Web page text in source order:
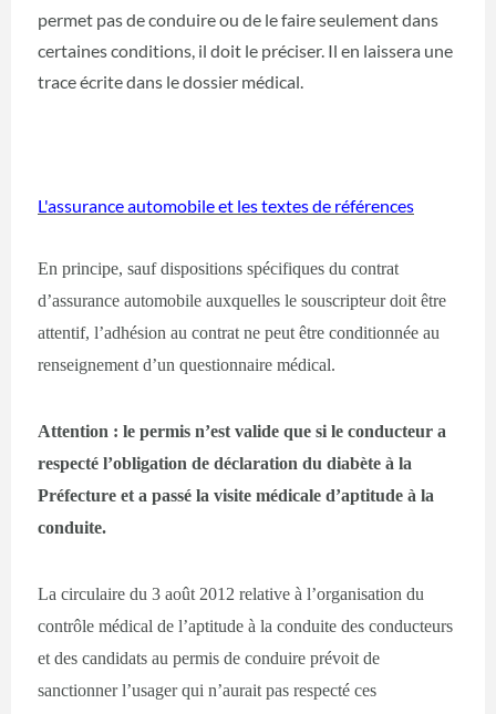
permet pas de conduire ou de le faire seulement dans
certaines conditions, il doit le préciser. Il en laissera une
trace écrite dans le dossier médical.
L'assurance automobile et les textes de références
En principe, sauf dispositions spécifiques du contrat
d’assurance automobile auxquelles le souscripteur doit être
attentif, l’adhésion au contrat ne peut être conditionnée au
renseignement d’un questionnaire médical.
Attention : le permis n’est valide que si le conducteur a
respecté l’obligation de déclaration du diabète à la
Préfecture et a passé la visite médicale d’aptitude à la
conduite.
La circulaire du 3 août 2012 relative à l’organisation du
contrôle médical de l’aptitude à la conduite des conducteurs
et des candidats au permis de conduire prévoit de
sanctionner l’usager qui n’aurait pas respecté ces